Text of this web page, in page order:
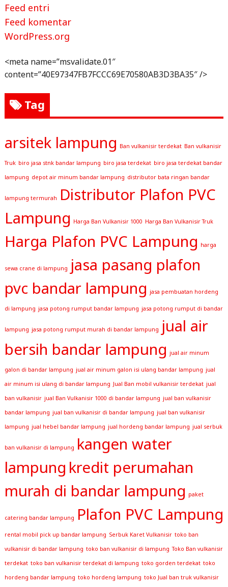
Feed entri
Feed komentar
WordPress.org
<meta name=”msvalidate.01″
content=”40E97347FB7FCCC69E70580AB3D3BA35″ />
Tag
arsitek lampung Ban vulkanisir terdekat Ban vulkanisir
Truk biro jasa stnk bandar lampung biro jasa terdekat biro jasa terdekat bandar
lampung depot air minum bandar lampung distributor bata ringan bandar
lampung termurah
Distributor Plafon PVC
Lampung Harga Ban Vulkanisir 1000 Harga Ban Vulkanisir Truk
Harga Plafon PVC Lampung harga
sewa crane di lampung
jasa pasang plafon
pvc bandar lampung jasa pembuatan hordeng
di lampung jasa potong rumput bandar lampung jasa potong rumput di bandar
lampung jasa potong rumput murah di bandar lampung
jual air
bersih bandar lampung jual air minum
galon di bandar lampung jual air minum galon isi ulang bandar lampung jual
air minum isi ulang di bandar lampung Jual Ban mobil vulkanisir terdekat jual
ban vulkanisir jual Ban Vulkanisir 1000 di bandar lampung jual ban vulkanisir
bandar lampung jual ban vulkanisir di bandar lampung jual ban vulkanisir
lampung jual hebel bandar lampung jual hordeng bandar lampung jual serbuk
ban vulkanisir di lampung kangen water
lampung kredit perumahan
murah di bandar lampung paket
catering bandar lampung Plafon PVC Lampung
rental mobil pick up bandar lampung Serbuk Karet Vulkanisir toko ban
vulkanisir di bandar lampung toko ban vulkanisir di lampung Toko Ban vulkanisir
terdekat toko ban vulkanisir terdekat di lampung toko gorden terdekat toko
hordeng bandar lampung toko hordeng lampung toko Jual ban truk vulkanisir